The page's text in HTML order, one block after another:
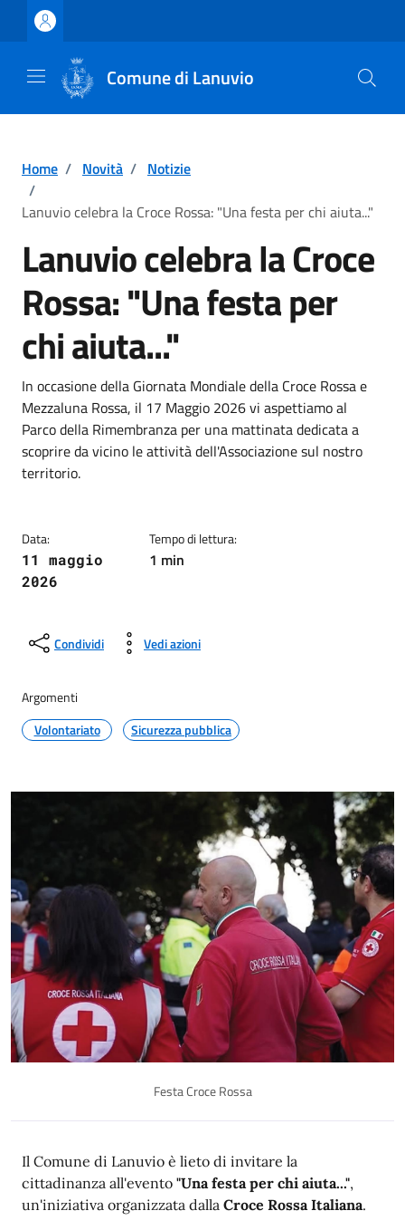
Vai ai contenuti
Vai al footer
Comune di Lanuvio
Home / Novità / Notizie
/
Lanuvio celebra la Croce Rossa: "Una festa per chi aiuta..."
Lanuvio celebra la Croce
Rossa: "Una festa per
chi aiuta..."
Dettagli della notizia
In occasione della Giornata Mondiale della Croce Rossa e
Mezzaluna Rossa, il 17 Maggio 2026 vi aspettiamo al
Parco della Rimembranza per una mattinata dedicata a
scoprire da vicino le attività dell'Associazione sul nostro
territorio.
Data:
11 maggio
2026
Tempo di lettura:
1 min
Condividi Vedi azioni
Argomenti
Volontariato
Sicurezza pubblica
Festa Croce Rossa
Descrizione
Il Comune di Lanuvio è lieto di invitare la
cittadinanza all'evento "Una festa per chi aiuta...",
un'iniziativa organizzata dalla Croce Rossa Italiana.